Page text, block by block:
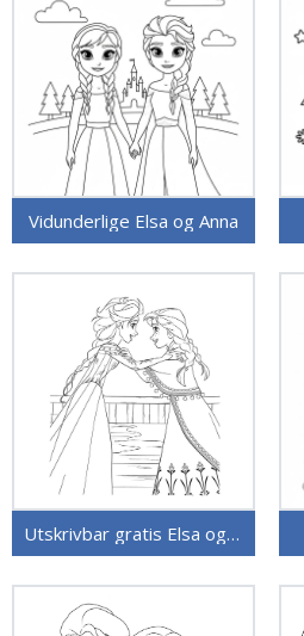
Vidunderlige Elsa og Anna
Utskrivbar gratis Elsa og Anna